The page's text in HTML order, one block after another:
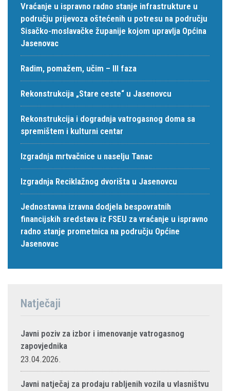
Vraćanje u ispravno radno stanje infrastrukture u
području prijevoza oštećenih u potresu na području
Sisačko-moslavačke županije kojom upravlja Općina
Jasenovac
Radim, pomažem, učim – III faza
Rekonstrukcija „Stare ceste“ u Jasenovcu
Rekonstrukcija i dogradnja vatrogasnog doma sa
spremištem i kulturni centar
Izgradnja mrtvačnice u naselju Tanac
Izgradnja Reciklažnog dvorišta u Jasenovcu
Jednostavna izravna dodjela bespovratnih
financijskih sredstava iz FSEU za vraćanje u ispravno
radno stanje prometnica na području Općine
Jasenovac
Natječaji
Javni poziv za izbor i imenovanje vatrogasnog
zapovjednika
23.04.2026.
Javni natječaj za prodaju rabljenih vozila u vlasništvu